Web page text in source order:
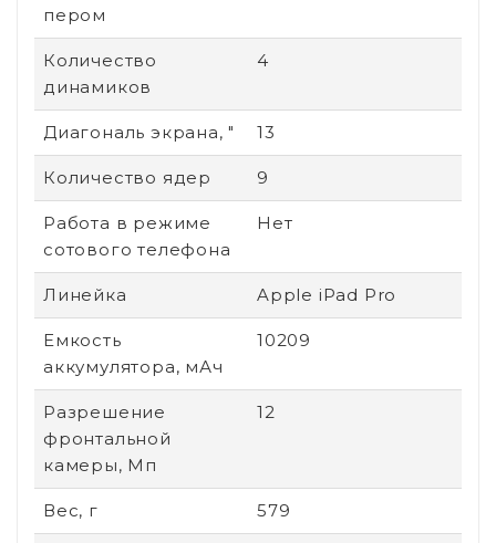
пером
Количество
динамиков
4
Диагональ экрана, " 13
Количество ядер 9
Работа в режиме
сотового телефона
Нет
Линейка Apple iPad Pro
Емкость
аккумулятора, мАч
10209
Разрешение
фронтальной
камеры, Мп
12
Вес, г 579